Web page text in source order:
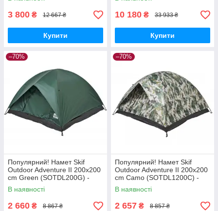
3 800 ₴ 12 667 ₴
Купити
Nukleon.com.ua
10 180 ₴ 33 933 ₴
Купити
–70%
Популярний! Намет Skif
Outdoor Adventure II 200x200
cm Green (SOTDL200G) -
Краща якість тільки на
Nukleon.com.ua
В наявності
2 660 ₴ 8 867 ₴
–70%
Популярний! Намет Skif
Outdoor Adventure II 200x200
cm Camo (SOTDL1200C) -
Краща якість тільки на
Nukleon.com.ua
В наявності
2 657 ₴ 8 857 ₴